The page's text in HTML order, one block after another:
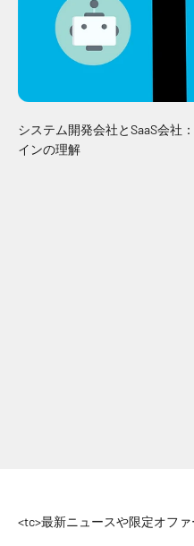
システム開発会社とSaaS会社
インの理解
<tc>最新ニュースや限定オフ